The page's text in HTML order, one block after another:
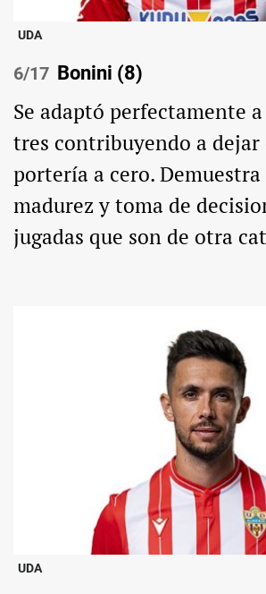
UDA
/17 Bonini (8)
Se adaptó perfectamente
tres contribuyendo a dejar
portería a cero. Demuestra
madurez y toma de
jugadas que son de otra
UDA